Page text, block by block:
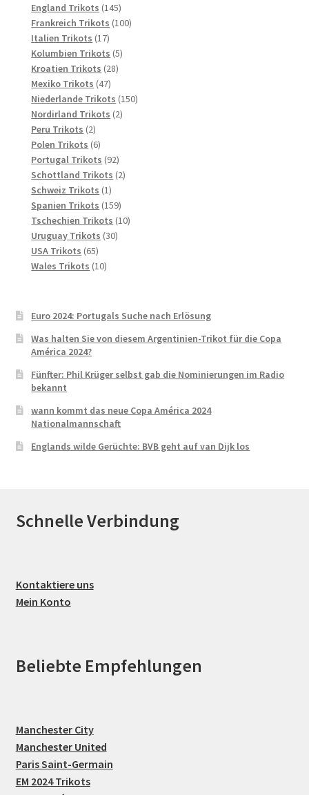
England Trikots 145145
Produkte
Frankreich Trikots 100100
Italien Trikots 1717
Produkte
Kolumbien Trikots 55
Kroatien Trikots 2828
Mexiko Trikots 4747
Produkte
Niederlande Trikots 150150
Nordirland Trikots 22
Peru Trikots 22
Produkte
Polen Trikots 66
Produkte
Portugal Trikots 9292
Produkte
Schottland Trikots 22
Schweiz Trikots 11
Produkt
Spanien Trikots 159159
Produkte
Tschechien Trikots 1010
Uruguay Trikots 3030
USA Trikots 6565
Produkte
Wales Trikots 1010
Euro 2024: Portugals Suche nach Erlösung
Was halten Sie von diesem Argentinien-Trikot für die Copa
América 2024?
Fünfter: Phil Krüger selbst gab die Nominierungen im Radio
bekannt
wann kommt das neue Copa América 2024
Nationalmannschaft
Englands wilde Gerüchte: BVB geht auf van Dijk los
Schnelle Verbindung
Kontaktiere uns
Mein Konto
Beliebte Empfehlungen
Manchester City
Manchester United
Paris Saint-Germain
EM 2024 Trikots